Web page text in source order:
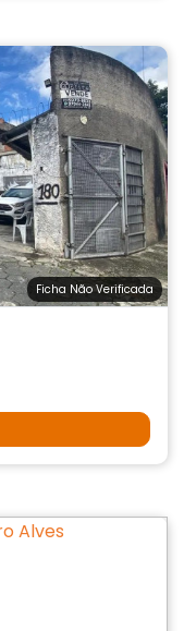
Ficha Não Verificada